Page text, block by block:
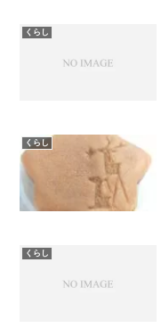
くらし
くらし
くらし